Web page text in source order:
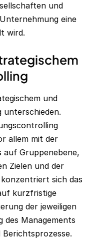
und
eine
wird.
und
unterschieden.
allem mit der
auf Gruppenebene,
Zielen und der
sich das
kurzfristige
der jeweiligen
Managements